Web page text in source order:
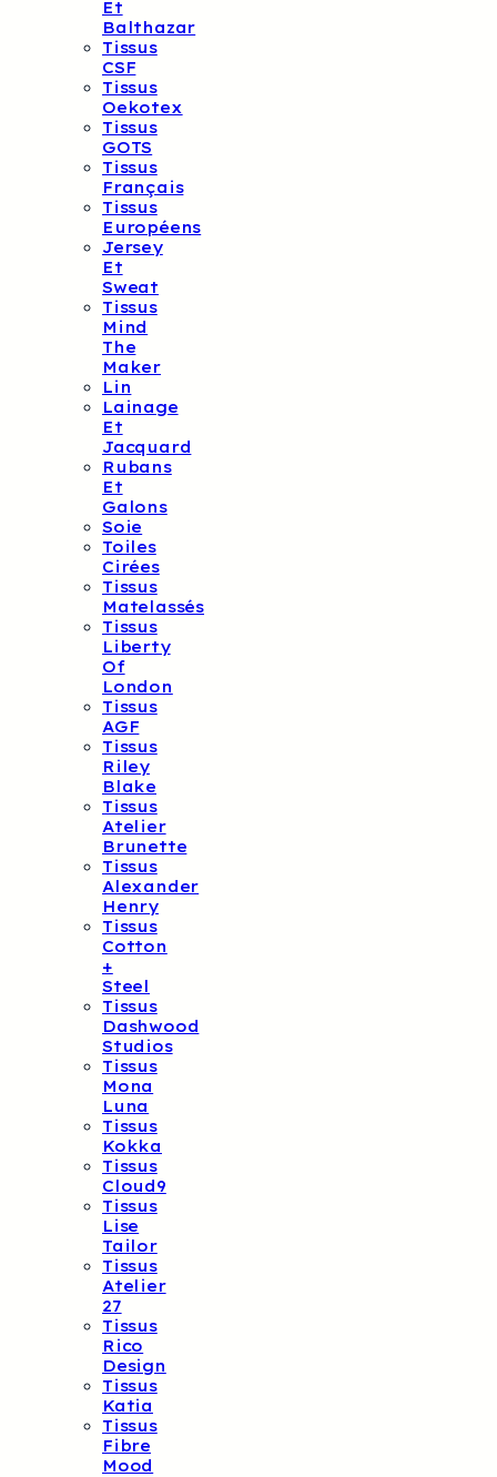
Et
Balthazar
Tissus
CSF
Tissus
Oekotex
Tissus
GOTS
Tissus
Français
Tissus
Européens
Jersey
Et
Sweat
Tissus
Mind
The
Maker
Lin
Lainage
Et
Jacquard
Rubans
Et
Galons
Soie
Toiles
Cirées
Tissus
Matelassés
Tissus
Liberty
Of
London
Tissus
AGF
Tissus
Riley
Blake
Tissus
Atelier
Brunette
Tissus
Alexander
Henry
Tissus
Cotton
+
Steel
Tissus
Dashwood
Studios
Tissus
Mona
Luna
Tissus
Kokka
Tissus
Cloud9
Tissus
Lise
Tailor
Tissus
Atelier
27
Tissus
Rico
Design
Tissus
Katia
Tissus
Fibre
Mood